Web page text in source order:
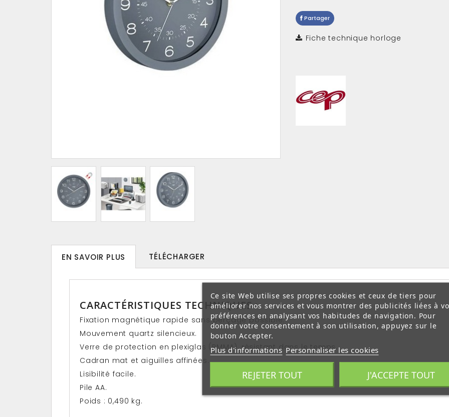
Partager
Fiche technique horloge
EN SAVOIR PLUS TÉLÉCHARGER
CARACTÉRISTIQUES TECHNIQUES :
Fixation magnétique rapide sans perçage possible.
Mouvement quartz silencieux.
Verre de protection en plexiglas (PMMA), résistant dans le temps.
Cadran mat et aiguilles affinées.
Lisibilité facile.
Pile AA.
Poids : 0,490 kg.
Ce site Web utilise ses propres cookies et ceux de tiers pour
améliorer nos services et vous montrer des publicités liées à
préférences en analysant vos habitudes de navigation. Pour
donner votre consentement à son utilisation, appuyez sur le
bouton Accepter.
Plus d'informations Personnaliser les cookies
REJETER TOUT J'ACCEPTE TOUT